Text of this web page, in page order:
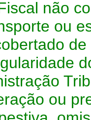
não
ou
ou